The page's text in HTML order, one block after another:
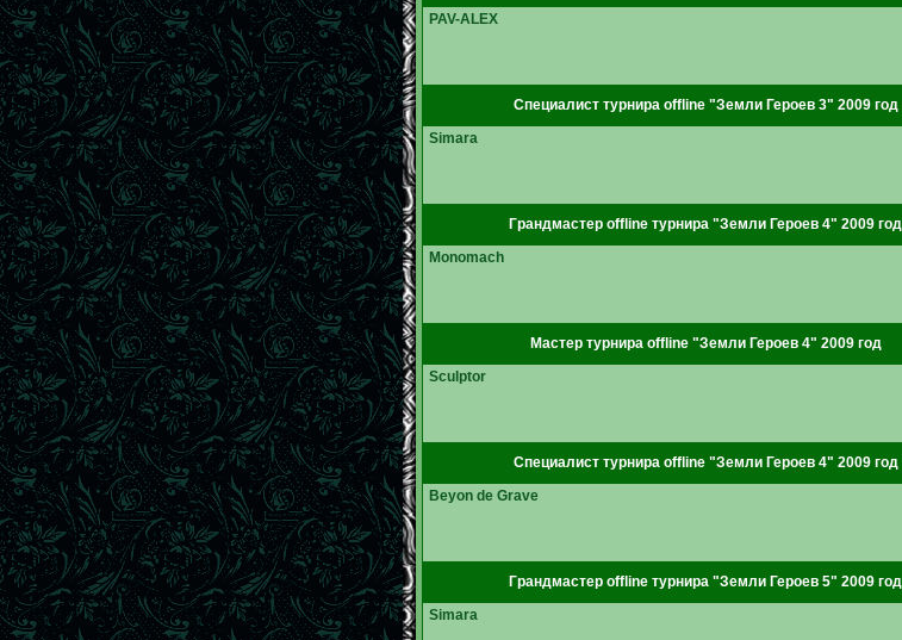
PAV-ALEX
Специалист турнира offline "Земли Героев 3" 2009 год
Simara
Грандмастер offline турнира "Земли Героев 4" 2009 год
Monomach
Мастер турнира offline "Земли Героев 4" 2009 год
Sculptor
Специалист турнира offline "Земли Героев 4" 2009 год
Beyon de Grave
Грандмастер offline турнира "Земли Героев 5" 2009 год
Simara